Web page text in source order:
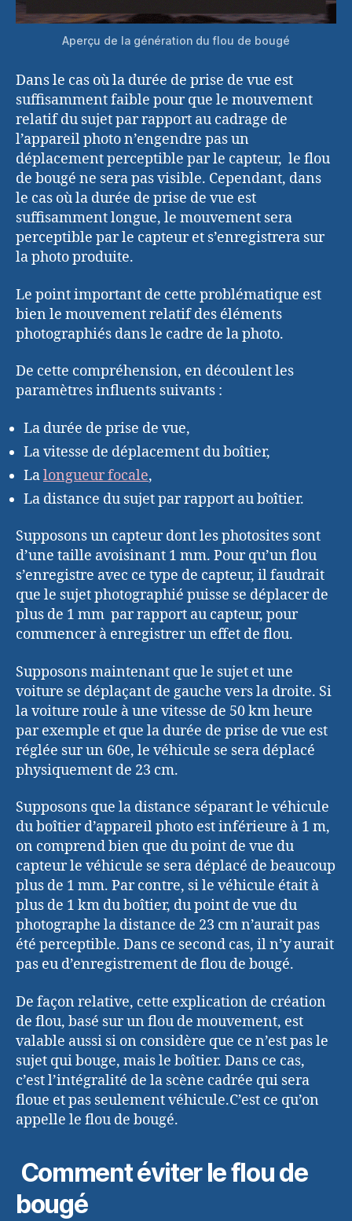
Aperçu de la génération du flou de bougé
Dans le cas où la durée de prise de vue est
suffisamment faible pour que le mouvement
relatif du sujet par rapport au cadrage de
l’appareil photo n’engendre pas un
déplacement perceptible par le capteur, le flou
de bougé ne sera pas visible. Cependant, dans
le cas où la durée de prise de vue est
suffisamment longue, le mouvement sera
perceptible par le capteur et s’enregistrera sur
la photo produite.
Le point important de cette problématique est
bien le mouvement relatif des éléments
photographiés dans le cadre de la photo.
De cette compréhension, en découlent les
paramètres influents suivants :
La durée de prise de vue,
La vitesse de déplacement du boîtier,
Lalongueur focale,
La distance du sujet par rapport au boîtier.
Supposons un capteur dont les photosites sont
d’une taille avoisinant 1 mm. Pour qu’un flou
s’enregistre avec ce type de capteur, il faudrait
que le sujet photographié puisse se déplacer de
plus de 1 mm par rapport au capteur, pour
commencer à enregistrer un effet de flou.
Supposons maintenant que le sujet et une
voiture se déplaçant de gauche vers la droite. Si
la voiture roule à une vitesse de 50 km heure
par exemple et que la durée de prise de vue est
réglée sur un 60e, le véhicule se sera déplacé
physiquement de 23 cm.
Supposons que la distance séparant le véhicule
du boîtier d’appareil photo est inférieure à 1 m,
on comprend bien que du point de vue du
capteur le véhicule se sera déplacé de beaucoup
plus de 1 mm. Par contre, si le véhicule était à
plus de 1 km du boîtier, du point de vue du
photographe la distance de 23 cm n’aurait pas
été perceptible. Dans ce second cas, il n’y aurait
pas eu d’enregistrement de flou de bougé.
De façon relative, cette explication de création
de flou, basé sur un flou de mouvement, est
valable aussi si on considère que ce n’est pas le
sujet qui bouge, mais le boîtier. Dans ce cas,
c’est l’intégralité de la scène cadrée qui sera
floue et pas seulement véhicule.C’est ce qu’on
appelle le flou de bougé.
Comment éviter le flou de
bougé